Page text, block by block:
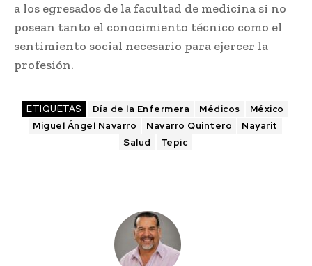
a los egresados de la facultad de medicina si no
posean tanto el conocimiento técnico como el
sentimiento social necesario para ejercer la
profesión.
ETIQUETAS Día de la Enfermera Médicos
México
Miguel Ángel Navarro
Navarro Quintero
Nayarit
Salud
Tepic